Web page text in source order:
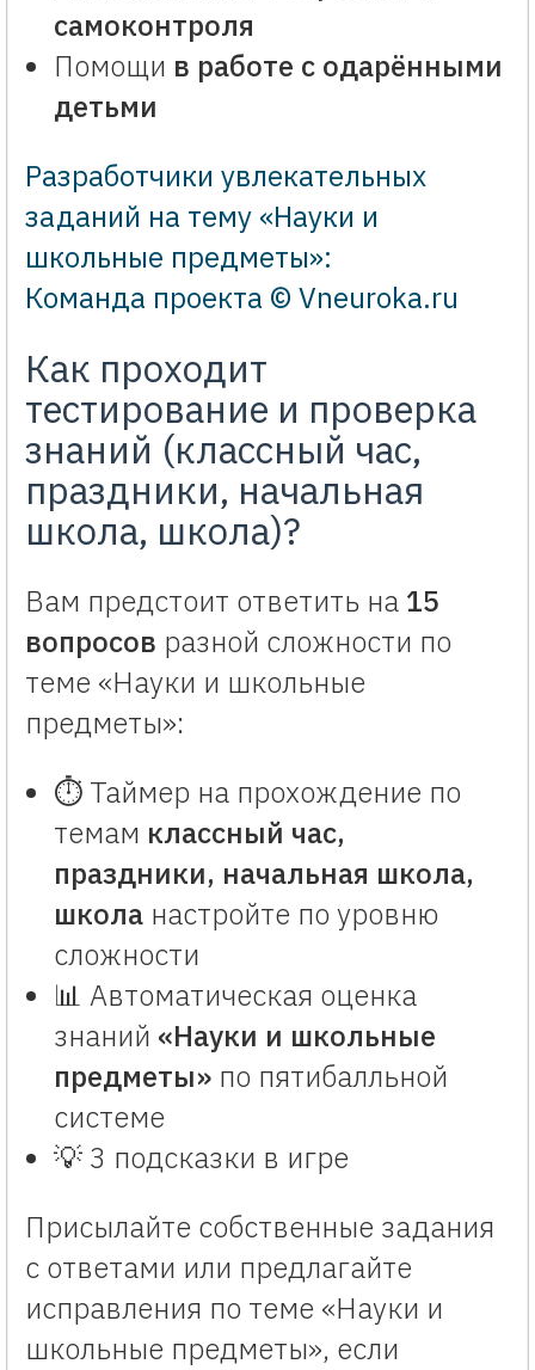
самоконтроля
Помощи в работе с одарёнными
детьми
Разработчики увлекательных
заданий на тему «Науки и
школьные предметы»:
Команда проекта © Vneuroka.ru
Как проходит
тестирование и проверка
знаний (классный час,
праздники, начальная
школа, школа)?
Вам предстоит ответить на 15
вопросов разной сложности по
теме «Науки и школьные
предметы»:
⏱️ Таймер на прохождение по
темам классный час,
праздники, начальная школа,
школа настройте по уровню
сложности
📊 Автоматическая оценка
знаний «Науки и школьные
предметы» по пятибалльной
системе
💡 3 подсказки в игре
Присылайте собственные задания
с ответами или предлагайте
исправления по теме «Науки и
школьные предметы», если